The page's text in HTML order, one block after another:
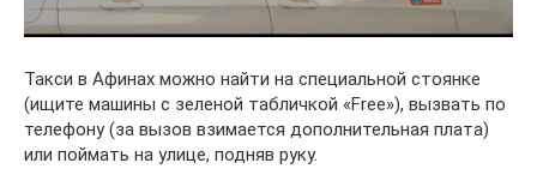
Такси в Афинах можно найти на специальной стоянке
(ищите машины с зеленой табличкой «Free»), вызвать по
телефону (за вызов взимается дополнительная плата)
или поймать на улице, подняв руку.